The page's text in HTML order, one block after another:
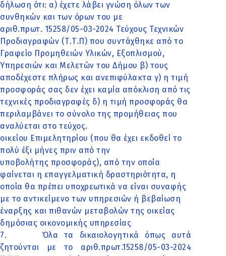
δήλωση ότι: α) έχετε λάβει γνώση όλων των
συνθηκών και των όρων του με
αριθ.πρωτ. 15258/05-03-2024 Τεύχους Τεχνικών
Προδιαγραφών (Τ.Τ.Π) που συντάχθηκε από το
Γραφείο Προμηθειών Υλικών, Εξοπλισμού,
Υπηρεσιών και Μελετών του Δήμου β) τους
αποδέχεστε πλήρως και ανεπιφύλακτα γ) η τιμή
προσφοράς σας δεν έχει καμία απόκλιση από τις
τεχνικές προδιαγραφές δ) η τιμή προσφοράς θα
περιλαμβάνει το σύνολο της προμήθειας που
αναλύεται στο τεύχος.
οικείου Επιμελητηρίου (που θα έχει εκδοθεί το
πολύ έξι μήνες πριν από την
υποβολήτης προσφοράς), από την οποία
φαίνεται η επαγγελματική δραστηριότητα, η
οποία θα πρέπει υποχρεωτικά να είναι συναφής
με το αντικείμενο των υπηρεσιών ή βεβαίωση
έναρξης και πιθανών μεταβολών της οικείας
δημόσιας οικονομικής υπηρεσίας
7.
Όλα τα δικαιολογητικά όπως αυτά
ζητούνται με το αριθ.πρωτ.15258/05-03-2024